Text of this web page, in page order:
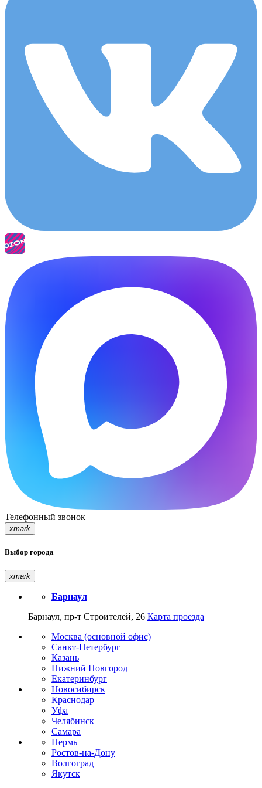
Телефонный звонок
xmark
Выбор города
xmark
Барнаул
Барнаул, пр-т Строителей, 26 Карта проезда
Москва (основной офис)
Санкт-Петербург
Казань
Нижний Новгород
Екатеринбург
Новосибирск
Краснодар
Уфа
Челябинск
Самара
Пермь
Ростов-на-Дону
Волгоград
Якутск